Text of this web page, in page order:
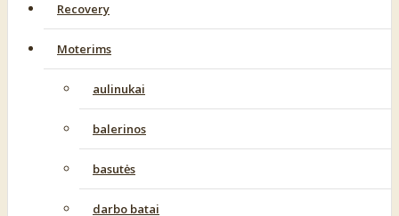
Recovery
Moterims
aulinukai
balerinos
basutės
darbo batai